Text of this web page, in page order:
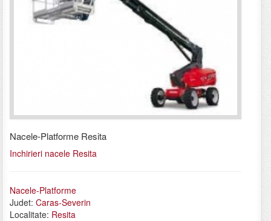
Nacele-Platforme Resita
Inchirieri nacele Resita
Nacele-Platforme
Judet: Caras-Severin
Localitate: Resita